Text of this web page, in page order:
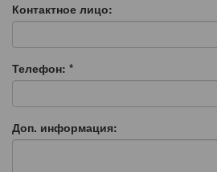
Контактное лицо:
Телефон: *
Доп. информация: